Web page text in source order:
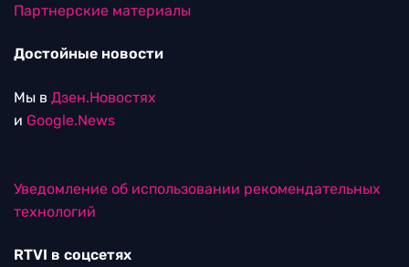
Партнерские материалы
Достойные новости
Мы в Дзен.Новостях
и Google.News
Уведомление об использовании рекомендательных
технологий
RTVI в соцсетях